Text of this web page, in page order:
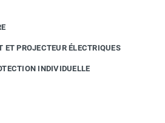
ET PROJECTEUR ÉLECTRIQUES
INDIVIDUELLE